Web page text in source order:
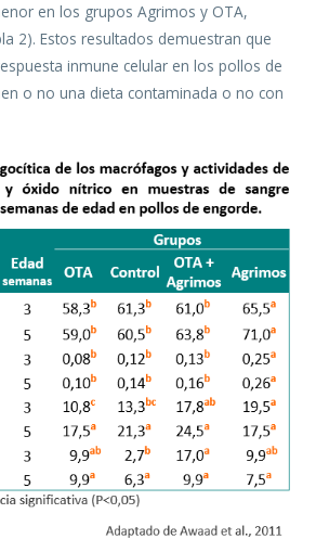
en los grupos Agrimos y OTA,
2). Estos resultados demuestran que
inmune celular en los pollos de
o no una dieta contaminada o no con